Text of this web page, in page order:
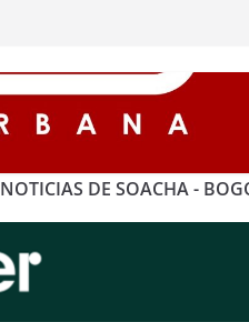
NOTICIAS DE SOACHA -